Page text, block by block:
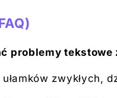
problemy
zwykłych,